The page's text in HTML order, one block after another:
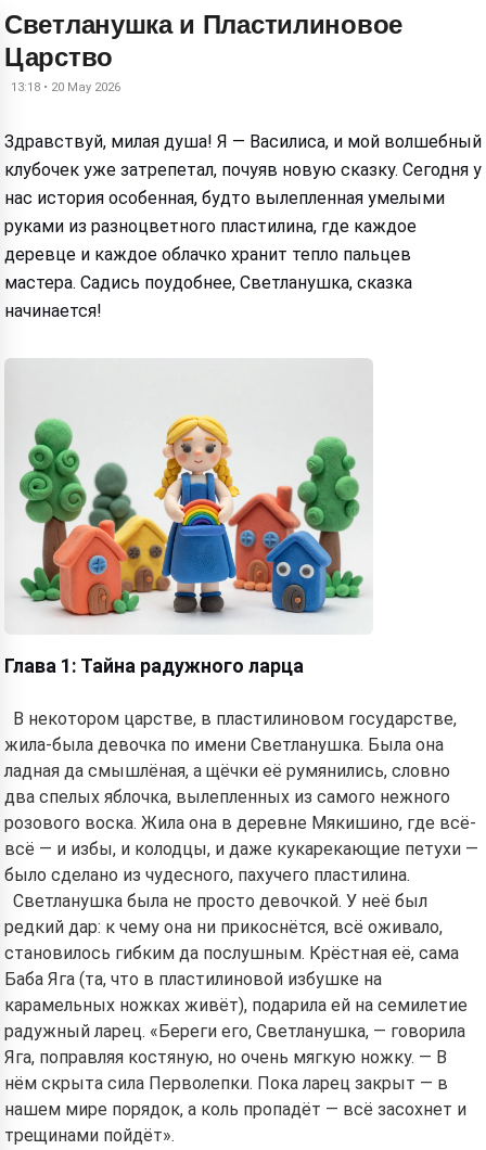
Светланушка и Пластилиновое
Царство
13:18 • 20 May 2026
Здравствуй, милая душа! Я — Василиса, и мой волшебный
клубочек уже затрепетал, почуяв новую сказку. Сегодня у
нас история особенная, будто вылепленная умелыми
руками из разноцветного пластилина, где каждое
деревце и каждое облачко хранит тепло пальцев
мастера. Садись поудобнее, Светланушка, сказка
начинается!
Глава 1: Тайна радужного ларца
В некотором царстве, в пластилиновом государстве,
жила-была девочка по имени Светланушка. Была она
ладная да смышлёная, а щёчки её румянились, словно
два спелых яблочка, вылепленных из самого нежного
розового воска. Жила она в деревне Мякишино, где всё-
всё — и избы, и колодцы, и даже кукарекающие петухи —
было сделано из чудесного, пахучего пластилина.
Светланушка была не просто девочкой. У неё был
редкий дар: к чему она ни прикоснётся, всё оживало,
становилось гибким да послушным. Крёстная её, сама
Баба Яга (та, что в пластилиновой избушке на
карамельных ножках живёт), подарила ей на семилетие
радужный ларец. «Береги его, Светланушка, — говорила
Яга, поправляя костяную, но очень мягкую ножку. — В
нём скрыта сила Перволепки. Пока ларец закрыт — в
нашем мире порядок, а коль пропадёт — всё засохнет и
трещинами пойдёт».